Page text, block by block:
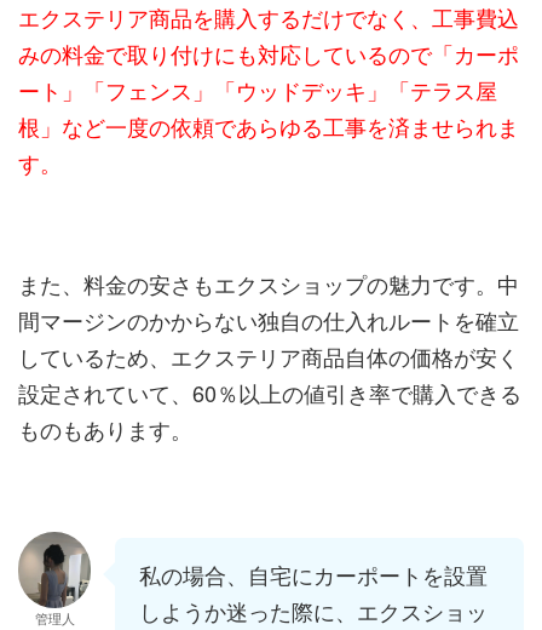
エクステリア商品を購入するだけでなく、工事費込
みの料金で取り付けにも対応しているので「カーポ
ート」「フェンス」「ウッドデッキ」「テラス屋
根」など一度の依頼であらゆる工事を済ませられま
す。
また、料金の安さもエクスショップの魅力です。中
間マージンのかからない独自の仕入れルートを確立
しているため、エクステリア商品自体の価格が安く
設定されていて、60％以上の値引き率で購入できる
ものもあります。
管理人
私の場合、自宅にカーポートを設置
しようか迷った際に、エクスショッ